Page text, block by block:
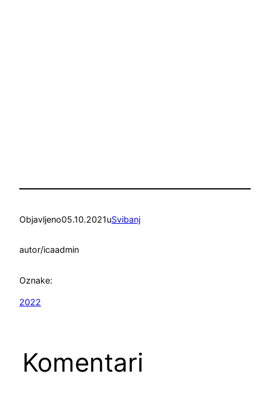
Objavljeno05.10.2021uSvibanj
autor/icaadmin
Oznake:
2022
Komentari